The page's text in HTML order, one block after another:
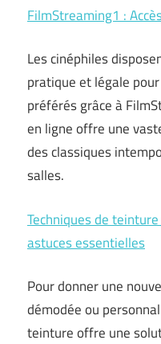
FilmStreaming1 :
Les cinéphiles
pratique et légale
préférés grâce à
en ligne offre une
des classiques
salles.
Techniques de
astuces essentielles
Pour donner une
démodée ou
teinture offre une